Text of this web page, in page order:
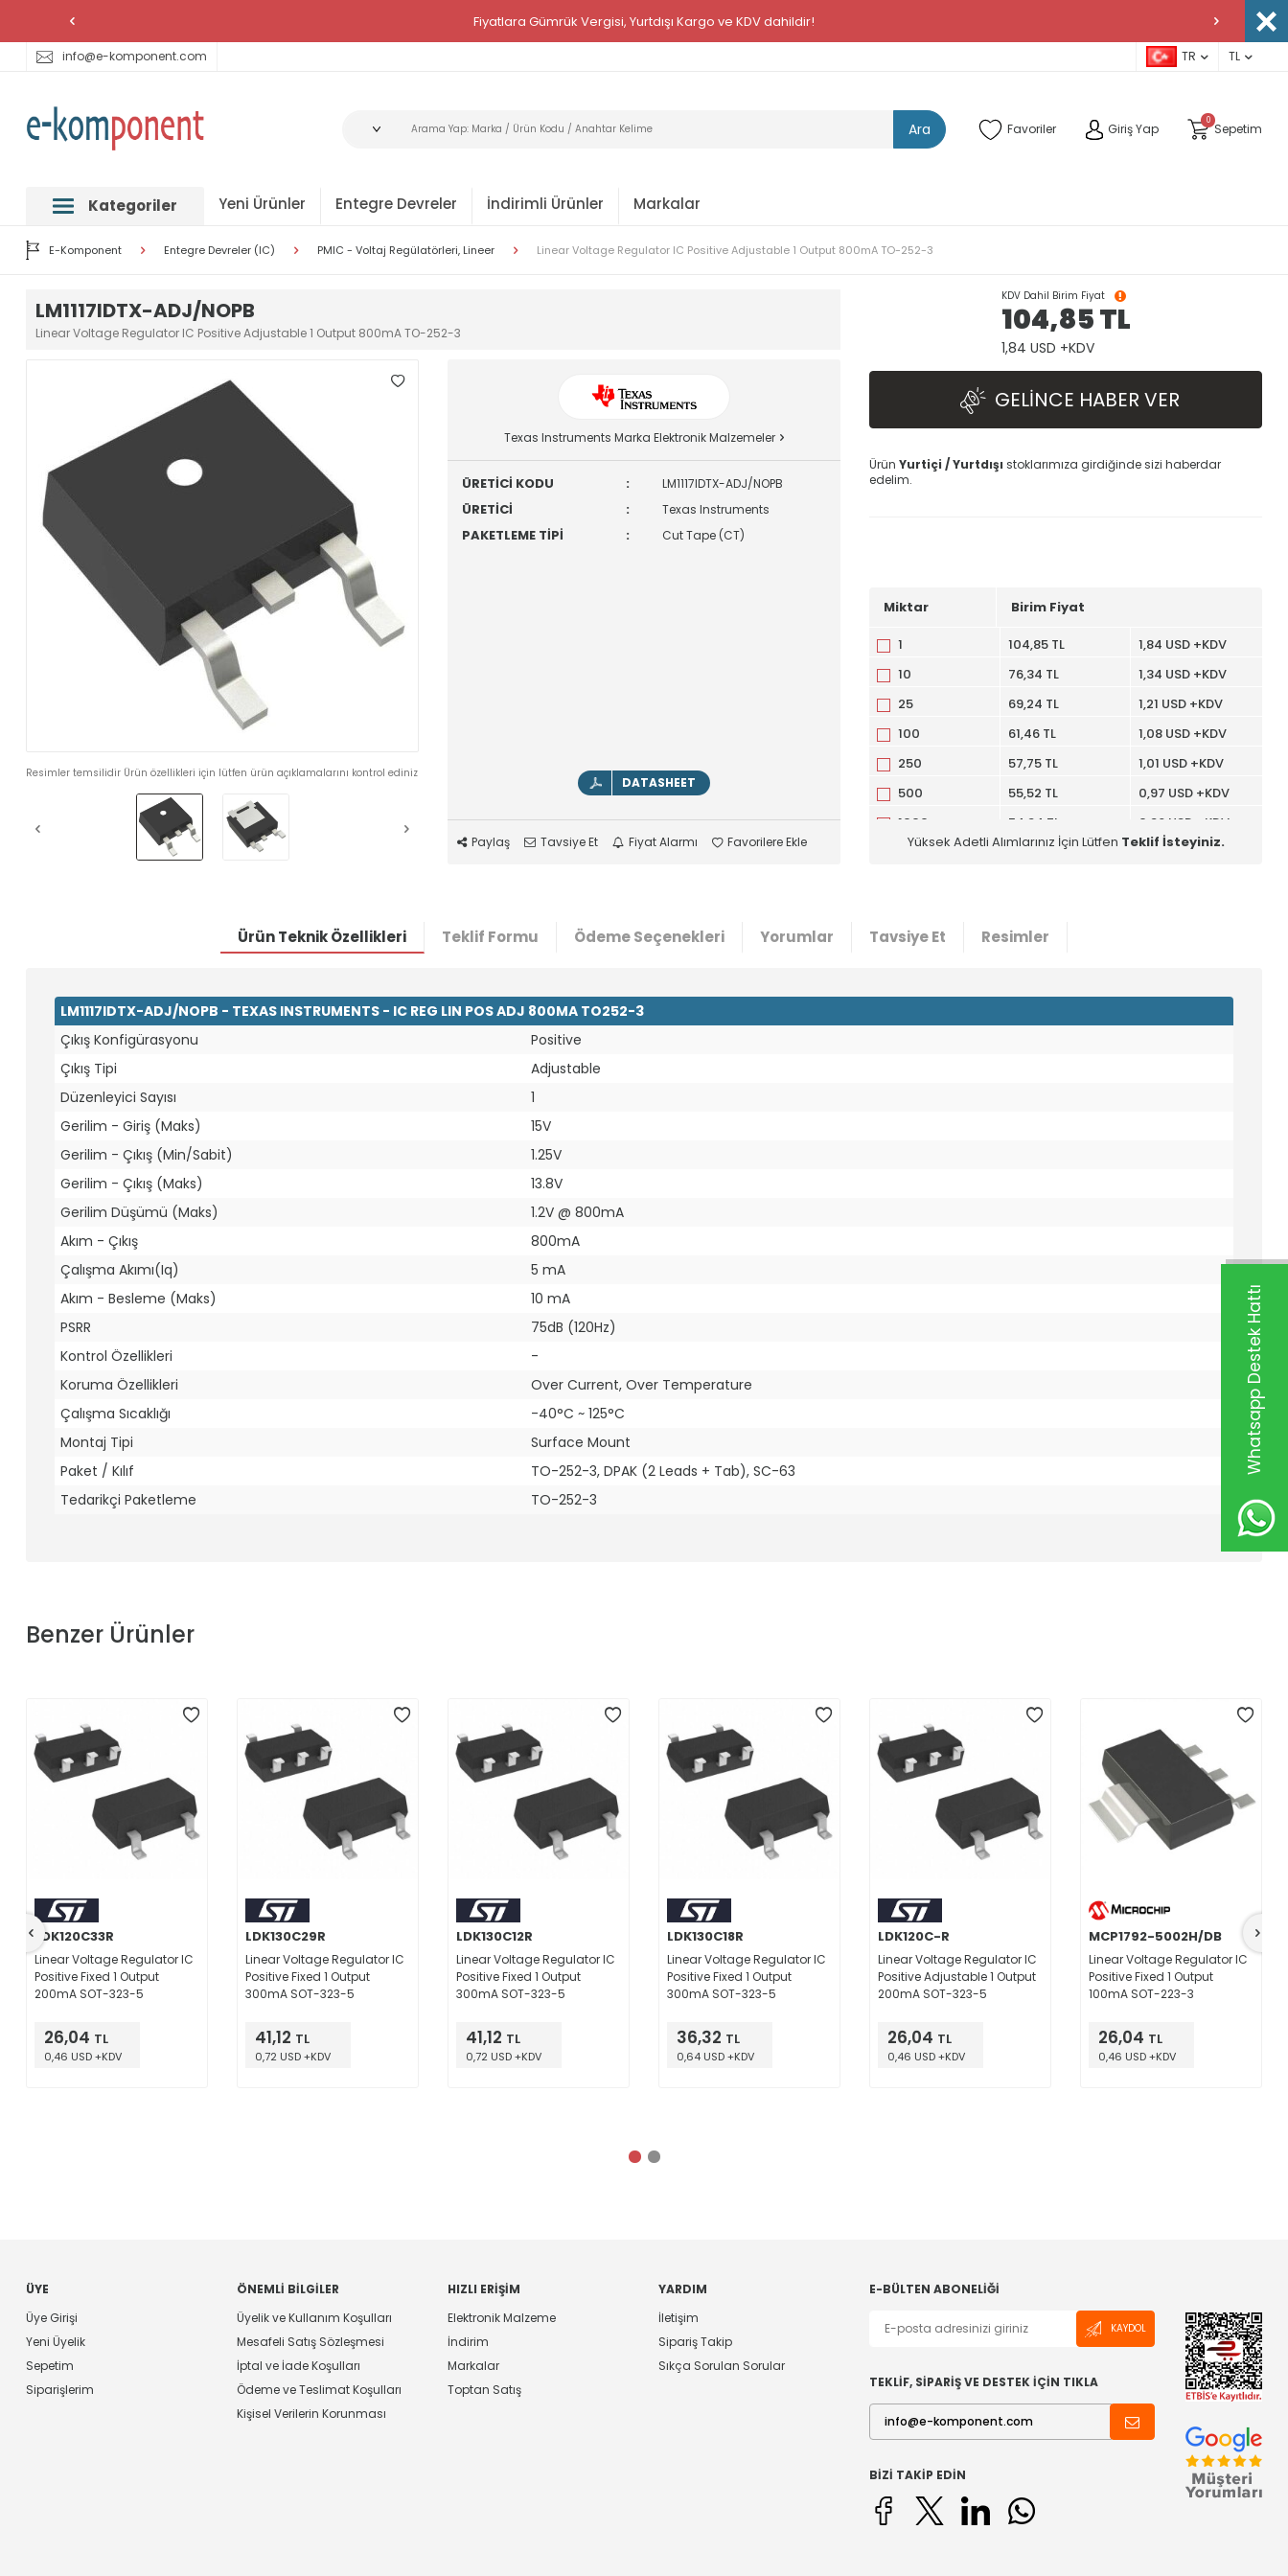
Whatsapp Destek Hattı
Fiyatlara Gümrük Vergisi, Yurtdışı Kargo ve KDV dahildir!
info@e-komponent.com TR TL
Ara Favoriler Giriş Yap
0
Sepetim
Kategoriler Yeni Ürünler Entegre Devreler İndirimli Ürünler Markalar
E-Komponent Entegre Devreler (IC) PMIC - Voltaj Regülatörleri, Lineer Linear Voltage Regulator IC Positive Adjustable 1 Output 800mA TO-252-3
LM1117IDTX-ADJ/NOPB
Linear Voltage Regulator IC Positive Adjustable 1 Output 800mA TO-252-3
Resimler temsilidir Ürün özellikleri için lütfen ürün açıklamalarını kontrol ediniz
Texas Instruments Marka Elektronik Malzemeler
ÜRETİCİ KODU : LM1117IDTX-ADJ/NOPB
ÜRETİCİ : Texas Instruments
PAKETLEME TİPİ : Cut Tape (CT)
DATASHEET
Paylaş Tavsiye Et Fiyat Alarmı Favorilere Ekle
KDV Dahil Birim Fiyat
104,85TL
1,84 USD +KDV
GELINCE HABER VER
Ürün Yurtiçi / Yurtdışı stoklarımıza girdiğinde sizi haberdar
edelim.
Miktar Birim Fiyat
1 104,85 TL
1,84 USD +KDV
10
76,34 TL
1,34 USD +KDV
25
69,24 TL
1,21 USD +KDV
100
61,46 TL
1,08 USD +KDV
250
57,75 TL
1,01 USD +KDV
500
55,52 TL
0,97 USD +KDV
1000
54,94 TL
0,96 USD +KDV
Yüksek Adetli Alımlarınız İçin Lütfen Teklif İsteyiniz.
Ürün Teknik Özellikleri Teklif Formu Ödeme Seçenekleri Yorumlar Tavsiye Et Resimler
LM1117IDTX-ADJ/NOPB - TEXAS INSTRUMENTS - IC REG LIN POS ADJ 800MA TO252-3
Çıkış Konfigürasyonu
Positive
Çıkış Tipi
Adjustable
Düzenleyici Sayısı
1
Gerilim - Giriş (Maks)
15V
Gerilim - Çıkış (Min/Sabit)
1.25V
Gerilim - Çıkış (Maks)
13.8V
Gerilim Düşümü (Maks)
1.2V @ 800mA
Akım - Çıkış
800mA
Çalışma Akımı(Iq)
5 mA
Akım - Besleme (Maks)
10 mA
PSRR
75dB (120Hz)
Kontrol Özellikleri
-
Koruma Özellikleri
Over Current, Over Temperature
Çalışma Sıcaklığı
-40°C ~ 125°C
Montaj Tipi
Surface Mount
Paket / Kılıf
TO-252-3, DPAK (2 Leads + Tab), SC-63
Tedarikçi Paketleme
TO-252-3
Benzer Ürünler
LDK120C33R
Linear Voltage Regulator IC
Positive Fixed 1 Output
200mA SOT-323-5
26,04 TL
0,46 USD +KDV
LDK130C29R
Linear Voltage Regulator IC
Positive Fixed 1 Output
300mA SOT-323-5
41,12 TL
0,72 USD +KDV
LDK130C12R
Linear Voltage Regulator IC
Positive Fixed 1 Output
300mA SOT-323-5
41,12 TL
0,72 USD +KDV
LDK130C18R
Linear Voltage Regulator IC
Positive Fixed 1 Output
300mA SOT-323-5
36,32 TL
0,64 USD +KDV
LDK120C-R
Linear Voltage Regulator IC
Positive Adjustable 1 Output
200mA SOT-323-5
26,04 TL
0,46 USD +KDV
MCP1792-5002H/DB
Linear Voltage Regulator IC
Positive Fixed 1 Output
100mA SOT-223-3
26,04 TL
0,46 USD +KDV
ÜYE
Üye Girişi
Yeni Üyelik
Sepetim
Siparişlerim
ÖNEMLI BILGILER
Üyelik ve Kullanım Koşulları
Mesafeli Satış Sözleşmesi
İptal ve İade Koşulları
Ödeme ve Teslimat Koşulları
Kişisel Verilerin Korunması
HIZLI ERIŞIM
Elektronik Malzeme
İndirim
Markalar
Toptan Satış
YARDIM
İletişim
Sipariş Takip
Sıkça Sorulan Sorular
E-BÜLTEN ABONELIĞI
KAYDOL
TEKLİF, SİPARİŞ VE DESTEK İÇİN TIKLA
BIZI TAKIP EDIN